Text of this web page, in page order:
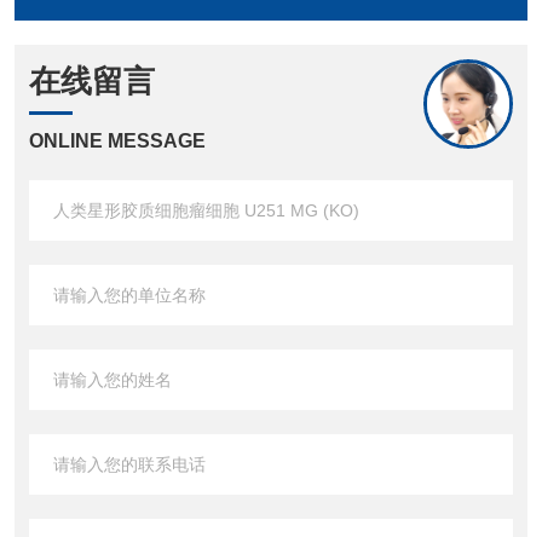
在线留言
ONLINE MESSAGE